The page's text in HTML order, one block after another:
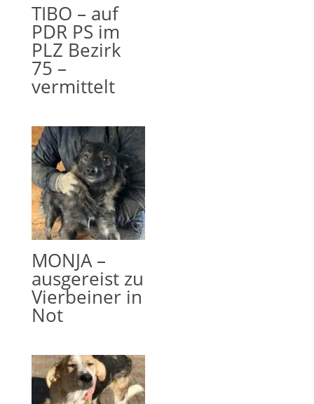
TIBO – auf
PDR PS im
PLZ Bezirk
75 –
vermittelt
MONJA –
ausgereist zu
Vierbeiner in
Not